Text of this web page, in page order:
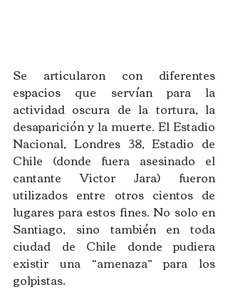
Se articularon con diferentes
espacios que servían para la
actividad oscura de la tortura, la
desaparición y la muerte. El Estadio
Nacional, Londres 38, Estadio de
Chile (donde fuera asesinado el
cantante Victor Jara) fueron
utilizados entre otros cientos de
lugares para estos fines. No solo en
Santiago, sino también en toda
ciudad de Chile donde pudiera
existir una “amenaza” para los
golpistas.